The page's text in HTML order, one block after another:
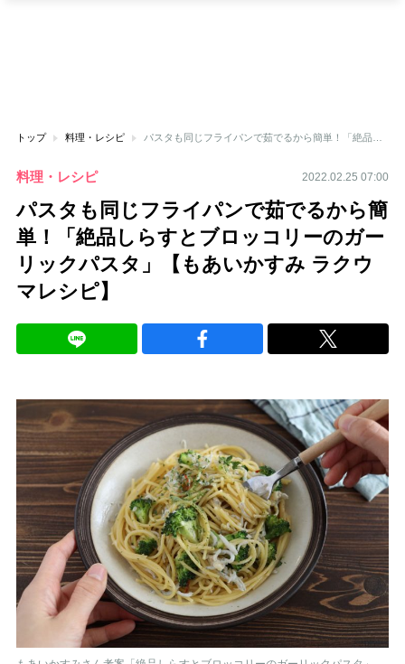
トップ 料理・レシピ パスタも同じフライパンで茹でるから簡単！「絶品しらすとブロッコリーのガーリックパスタ」【もあいかすみ ラクウマレシピ】
料理・レシピ 2022.02.25 07:00
パスタも同じフライパンで茹でるから簡
単！「絶品しらすとブロッコリーのガー
リックパスタ」【もあいかすみ ラクウ
マレシピ】